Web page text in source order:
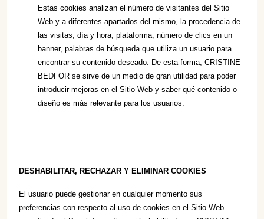
Estas cookies analizan el número de visitantes del Sitio
Web y a diferentes apartados del mismo, la procedencia de
las visitas, día y hora, plataforma, número de clics en un
banner, palabras de búsqueda que utiliza un usuario para
encontrar su contenido deseado. De esta forma, CRISTINE
BEDFOR se sirve de un medio de gran utilidad para poder
introducir mejoras en el Sitio Web y saber qué contenido o
diseño es más relevante para los usuarios.
DESHABILITAR, RECHAZAR Y ELIMINAR COOKIES
El usuario puede gestionar en cualquier momento sus
preferencias con respecto al uso de cookies en el Sitio Web